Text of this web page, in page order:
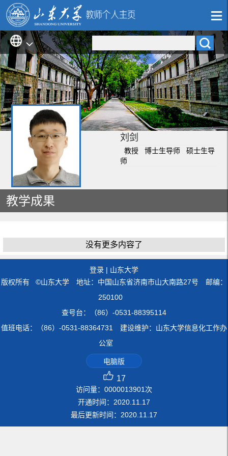
刘剑
教授 博士生导师 硕士生导
师
教学成果
没有更多内容了
登录 | 山东大学
版权所有 ©山东大学 地址：中国山东省济南市山大南路27号 邮编：
250100
查号台：（86）-0531-88395114
值班电话：（86）-0531-88364731 建设维护：山东大学信息化工作办
公室
电脑版
17
访问量： 0000013901 次
开通时间： 2020 11 17
最后更新时间： 2020 11 17